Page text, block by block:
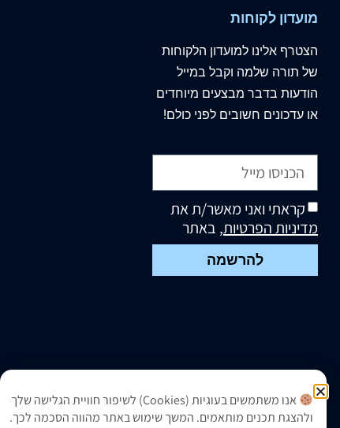
מועדון לקוחות
הצטרף אלינו למועדון הלקוחות
של תורה שלמה וקבל במייל
הודעות בדבר מבצעים מיוחדים
או עדכונים חשובים לפני כולם!
קראתי ואני מאשר/ת את
מדיניות הפרטיות, באתר
להרשמה
אנו משתמשים בעוגיות (Cookies) לשיפור חוויית הגלישה שלך
ולהצגת תכנים מותאמים. המשך שימוש באתר מהווה הסכמה לכך.